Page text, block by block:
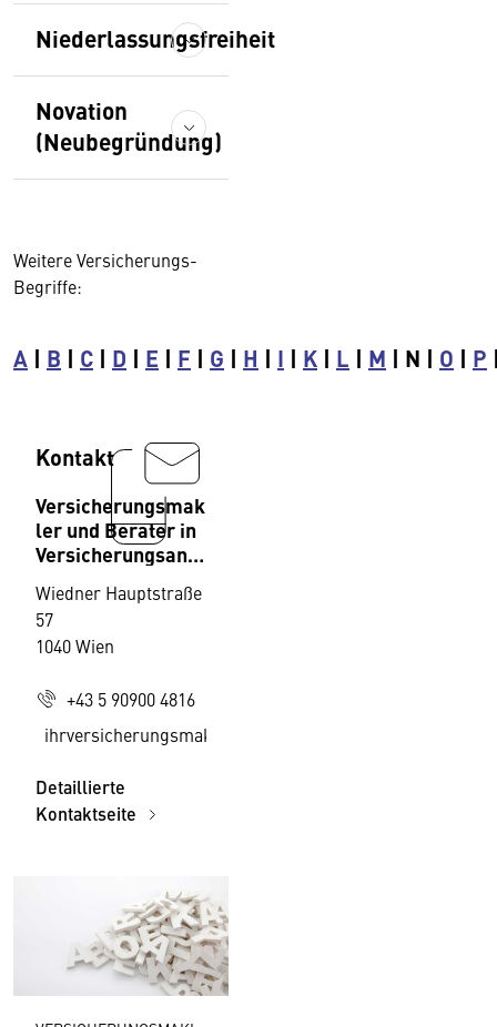
Niederlassungsfreiheit
Novation
(Neubegründung)
Weitere Versicherungs-
Begriffe:
A | B | C | D | E | F | G | H | I | K | L | M | N | O | P
Kontakt
Versicherungsmak
ler und Berater in
Versicherungsang
Fachverband
Wiedner Hauptstraße
57
1040 Wien
+43 5 90900 4816
ihrversicherungsmakler@wko.at
Detaillierte
Kontaktseite